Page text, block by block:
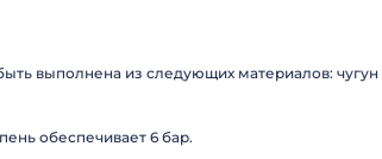
выполнена из следующих материалов: чугун
обеспечивает 6 бар.